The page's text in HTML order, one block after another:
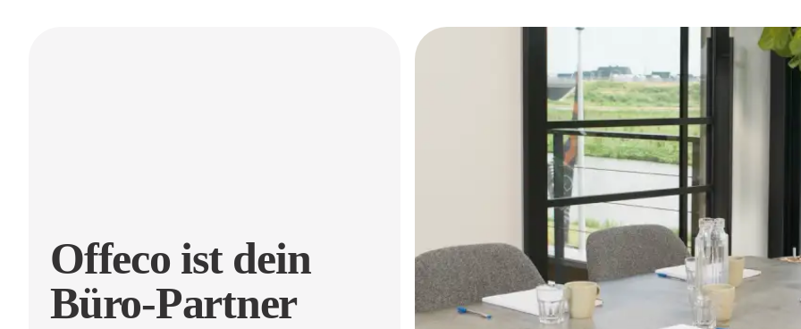
Offeco ist dein
Büro-Partner